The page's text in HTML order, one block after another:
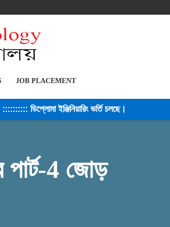
JOB PLACEMENT
:::::::::: ডিপ্লোমা ইঞ্জিনিয়ারিং ভর্তি চলছে। সেশন
পার্ট-4 জোড়